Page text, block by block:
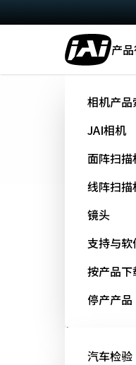
产品
相机产
JAI相机
面阵扫描
线阵扫描
镜头
支持与软
按产品下
停产产品
汽车检验
软件
快速搜
可以从字母
选择机型
面阵扫描